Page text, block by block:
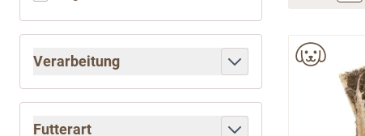
Verarbeitung
Futterart